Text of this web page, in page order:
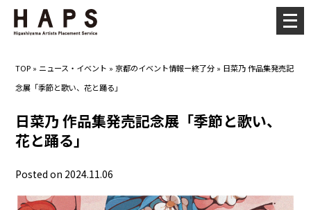
TOP » ニュース・イベント »京都のイベント情報ー終了分 » 日菜乃 作品集発売記
念展「季節と歌い、花と踊る」
日菜乃 作品集発売記念展「季節と歌い、
花と踊る」
Posted on 2024.11.06
メ
ニ
ー